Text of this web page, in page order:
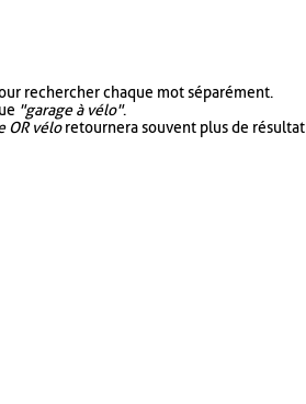
rechercher chaque mot séparément.
"garage à vélo".
OR véloretournera souvent plus de résultat